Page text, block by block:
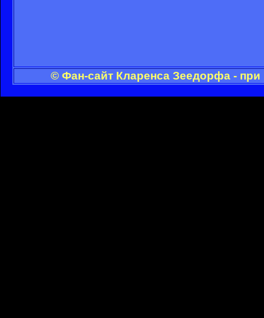
© Фан-сайт Кларенса Зеедорфа -